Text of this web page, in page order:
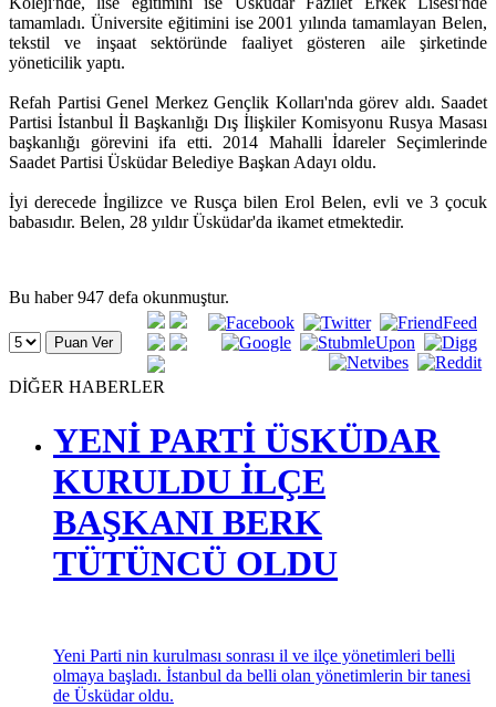
tamamladı. Üniversite eğitimini ise 2001 yılında tamamlayan Belen,
tekstil ve inşaat sektöründe faaliyet gösteren aile şirketinde
yöneticilik yaptı.
Refah Partisi Genel Merkez Gençlik Kolları'nda görev aldı. Saadet
Partisi İstanbul İl Başkanlığı Dış İlişkiler Komisyonu Rusya Masası
başkanlığı görevini ifa etti. 2014 Mahalli İdareler Seçimlerinde
Saadet Partisi Üsküdar Belediye Başkan Adayı oldu.
İyi derecede İngilizce ve Rusça bilen Erol Belen, evli ve 3 çocuk
babasıdır. Belen, 28 yıldır Üsküdar'da ikamet etmektedir.
Bu haber 947 defa okunmuştur.
DİĞER HABERLER
YENİ PARTİ ÜSKÜDAR
KURULDU İLÇE
BAŞKANI BERK
TÜTÜNCÜ OLDU
Yeni Parti nin kurulması sonrası il ve ilçe yönetimleri belli
olmaya başladı. İstanbul da belli olan yönetimlerin bir tanesi
de Üsküdar oldu.